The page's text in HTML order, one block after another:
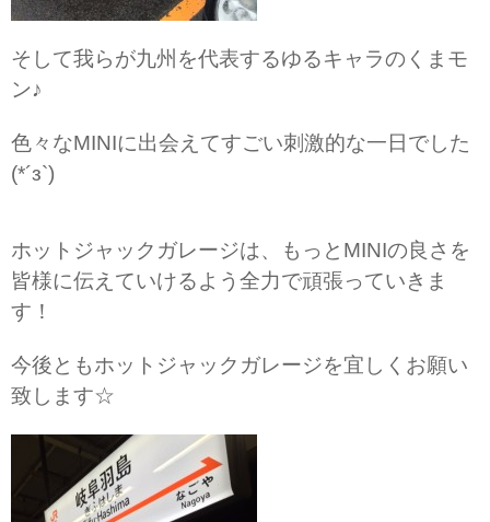
そして我らが九州を代表するゆるキャラのくまモ
ン♪
色々なMINIに出会えてすごい刺激的な一日でした
(*´з`)
ホットジャックガレージは、もっとMINIの良さを
皆様に伝えていけるよう全力で頑張っていきま
す！
今後ともホットジャックガレージを宜しくお願い
致します☆